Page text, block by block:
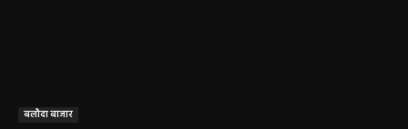
बलौदा बाजार